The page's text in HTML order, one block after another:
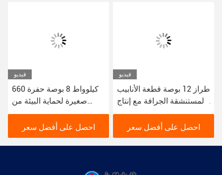
فيديو
660 كيلوواط 8 بوصة حفرة
صغيرة لحماية البيئة من
حفرة النهر الحضرية
احصل على أفضل سعر
فيديو
طراز 12 بوصة قطعة الأنابيب
المستنشقة الجرافة مع إنتاج
من 200 متر مكعب في
الساعةاحصل على أفضل سعر